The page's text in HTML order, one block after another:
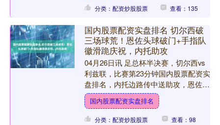
分类：配资炒股股票 查看：135
国内股票配资实盘排名 切尔西破
三场球荒！恩佐头球破门+手指队
徽滑跪庆祝，内托助攻
04月26日讯 足总杯半决赛，切尔西vs
利兹联，比赛第23分钟国内股票配资实
盘排名，内托边路传中送助攻，恩佐头
球破门，随后手指队徽并滑跪庆祝，切
尔西1-0领先！....
国内股票配资实盘排名
分类：配资炒股股票 查看：98